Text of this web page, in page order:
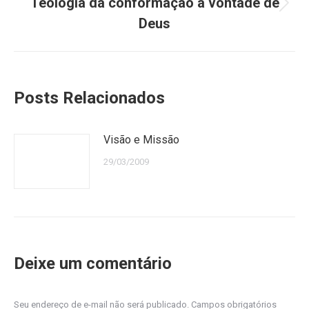
Próximo
post:
Deus
Posts Relacionados
Visão e Missão
29/03/2009
Deixe um comentário
Seu endereço de e-mail não será publicado. Campos obrigatórios